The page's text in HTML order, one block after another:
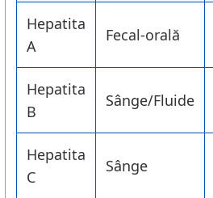
Hepatita
A
Fecal-orală
Hepatita
B
Sânge/Fluide
Hepatita
C
Sânge